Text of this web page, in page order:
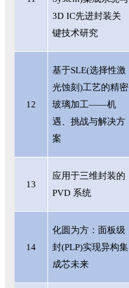
3D IC先进封装关
键技术研究
12
基于SLE(选择性激
光蚀刻)工艺的精密
玻璃加工——机
遇、挑战与解决方
案
13
应用于三维封装的
PVD 系统
14
化圆为方：面板级
封(PLP)实现异构集
成芯未来